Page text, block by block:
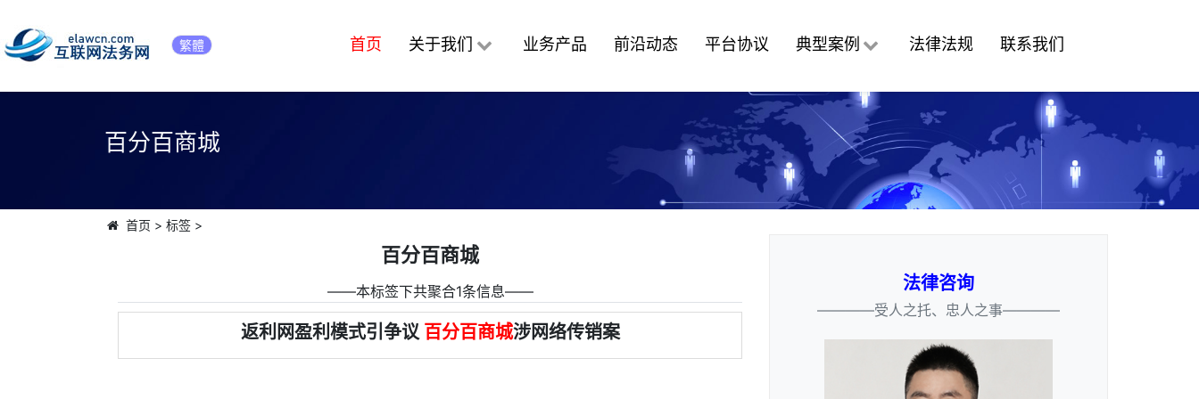
繁體 首页 关于我们 业务产品 前沿动态 平台协议 典型案例 法律法规 联系我们
百分百商城
首页 > 标签>
百分百商城
――本标签下共聚合1条信息――
返利网盈利模式引争议 百分百商城涉网络传销案
法律咨询
————受人之托、忠人之事————